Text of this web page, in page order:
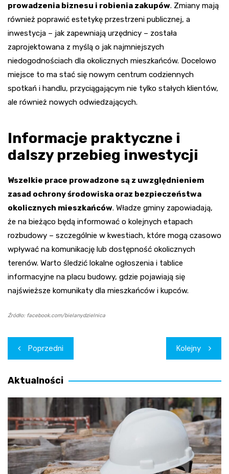
prowadzenia biznesu i robienia zakupów. Zmiany mają
również poprawić estetykę przestrzeni publicznej, a
inwestycja – jak zapewniają urzędnicy – została
zaprojektowana z myślą o jak najmniejszych
niedogodnościach dla okolicznych mieszkańców. Docelowo
miejsce to ma stać się nowym centrum codziennych
spotkań i handlu, przyciągającym nie tylko stałych klientów,
ale również nowych odwiedzających.
Informacje praktyczne i
dalszy przebieg inwestycji
Wszelkie prace prowadzone są z uwzględnieniem
zasad ochrony środowiska oraz bezpieczeństwa
okolicznych mieszkańców. Władze gminy zapowiadają,
że na bieżąco będą informować o kolejnych etapach
rozbudowy – szczególnie w kwestiach, które mogą czasowo
wpływać na komunikację lub dostępność okolicznych
terenów. Warto śledzić lokalne ogłoszenia i tablice
informacyjne na placu budowy, gdzie pojawiają się
najświeższe komunikaty dla mieszkańców i kupców.
Źródło: facebook.com/bielanydzielnica
Nawigacja
wpisu
Poprzedni Kolejny
Aktualności